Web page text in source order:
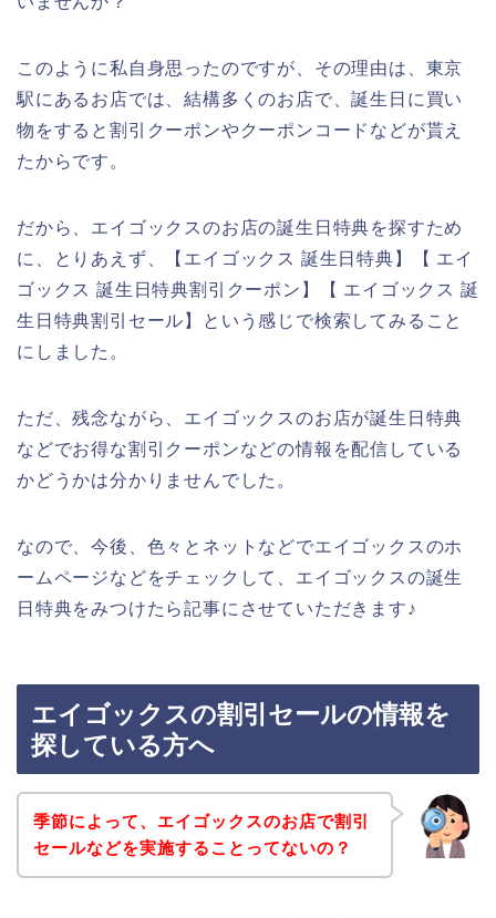
このように私自身思ったのですが、その理由は、東京
駅にあるお店では、結構多くのお店で、誕生日に買い
物をすると割引クーポンやクーポンコードなどが貰え
たからです。
だから、エイゴックスのお店の誕生日特典を探すため
に、とりあえず、【エイゴックス 誕生日特典】【 エイ
ゴックス 誕生日特典割引クーポン】【 エイゴックス 誕
生日特典割引セール】という感じで検索してみること
にしました。
ただ、残念ながら、エイゴックスのお店が誕生日特典
などでお得な割引クーポンなどの情報を配信している
かどうかは分かりませんでした。
なので、今後、色々とネットなどでエイゴックスのホ
ームページなどをチェックして、エイゴックスの誕生
日特典をみつけたら記事にさせていただきます♪
エイゴックスの割引セールの情報を
探している方へ
季節によって、エイゴックスのお店で割引
セールなどを実施することってないの？